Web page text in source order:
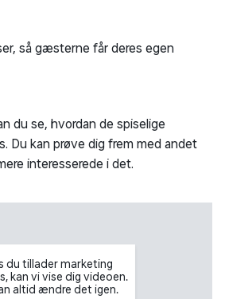
så gæsterne får deres egen
du se, hvordan de spiselige
Du kan prøve dig frem med andet
interesserede i det.
du tillader marketing
kan vi vise dig videoen.
altid ændre det igen.